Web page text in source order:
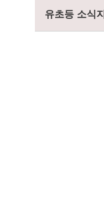
유초등 소식지